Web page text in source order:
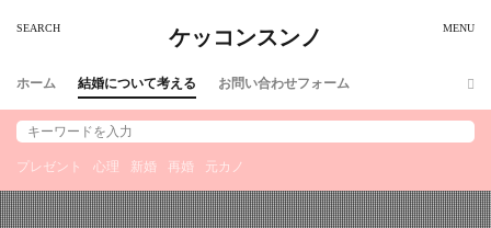
ケッコンスンノ
ホーム 結婚について考える お問い合わせフォーム
プレゼント 心理 新婚 再婚 元カノ